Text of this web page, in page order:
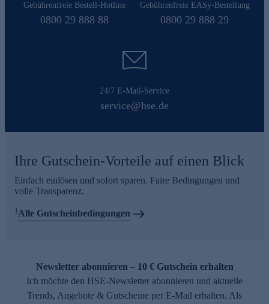
Gebührenfreie Bestell-Hotline
0800 29 888 88
Gebührenfreie EASy-Bestellung
0800 29 888 29
24/7 E-Mail-Service
service@hse.de
Ihre Gutschein-Vorteile auf einen Blick
Einfach einlösen und sofort sparen. Faire Bedingungen und
volle Transparenz.
1Alle Gutscheinbedingungen
Newsletter abonnieren – 10 € Gutschein erhalten
Ich möchte den HSE-Newsletter abonnieren und aktuelle
Trends, Angebote & Gutscheine per E-Mail erhalten. Als